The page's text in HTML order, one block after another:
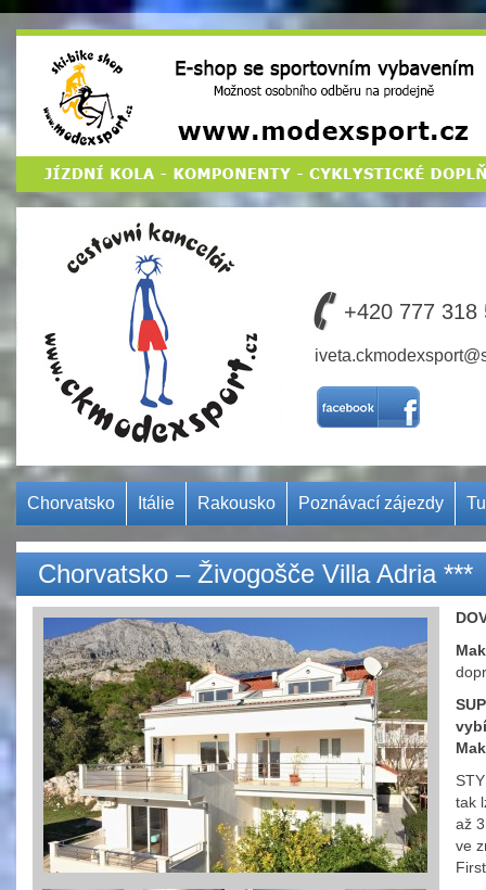
Cestovní
kancelář
MODEX SPORT
CZ s.r.o.
+420 777 318
Chorvatsko Itálie Rakousko Poznávací zájezdy
Chorvatsko – Živogošče Villa Adria ***
tak
až
ve